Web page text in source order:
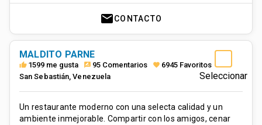
mailCONTACTO
Seleccionar
MALDITO PARNE
thumb_up 1599 me gusta rate_review 95 Comentarios favorite 6945 Favoritos
San Sebastián,Venezuela
Un restaurante moderno con una selecta calidad y un
ambiente inmejorable. Compartir con los amigos, cenar